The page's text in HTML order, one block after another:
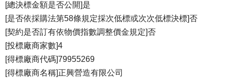
[總決標金額是否公開]是
[是否依採購法第58條規定採次低標或次次低標決標]否
[契約是否訂有依物價指數調整價金規定]否
[投標廠商家數]4
[得標廠商代碼]79955269
[得標廠商名稱]正興營造有限公司